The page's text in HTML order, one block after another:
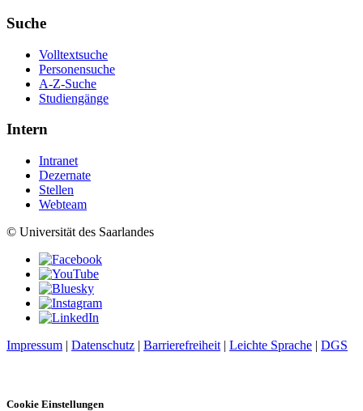
Suche
Volltextsuche
Personensuche
A-Z-Suche
Studiengänge
Intern
Intranet
Dezernate
Stellen
Webteam
© Universität des Saarlandes
Impressum | Datenschutz | Barrierefreiheit | Leichte Sprache | DGS
Cookie Einstellungen